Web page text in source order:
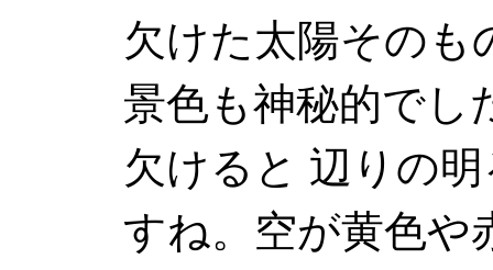
欠けた太陽そのも
景色も神秘的でし
欠けると 辺りの
すね。空が黄色や